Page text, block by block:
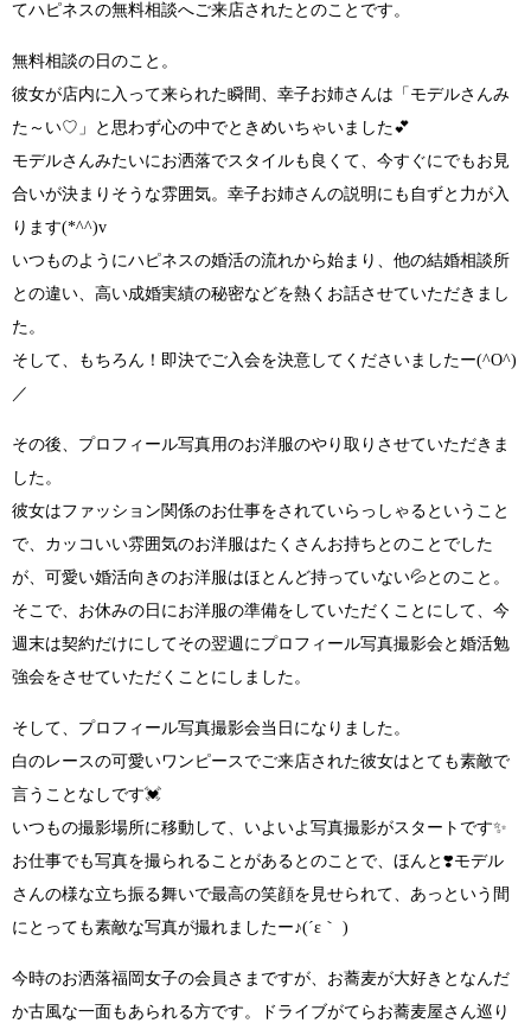
てハピネスの無料相談へご来店されたとのことです。
無料相談の日のこと。
彼女が店内に入って来られた瞬間、幸子お姉さんは 「モデルさんみ
た～い♡」
と思わず心の中でときめいちゃいました💕
モデルさんみたいにお洒落でスタイルも良くて、 今すぐにでもお見
合いが決まりそうな雰囲気。幸子お姉さんの説明にも自ずと力が入
ります(*^^)v
いつものようにハピネスの婚活の流れから始まり、他の結婚相談所
との違い、高い成婚実績の秘密などを熱くお話させていただきまし
た。
そして、
もちろん！即決でご入会を決意してくださいましたー(^O^)
／
その後、プロフィール写真用のお洋服のやり取りさせていただきま
した。
彼女はファッション関係のお仕事をされていらっしゃるということ
で、カッコいい雰囲気のお洋服はたくさんお持ちとのことでした
が、 可愛い婚活向きのお洋服はほとんど持っていない💦とのこと。
そこで、お休みの日にお洋服の準備をしていただくことにして、今
週末は契約だけにしてその翌週にプロフィール写真撮影会と婚活勉
強会をさせていただくことにしました。
そして、プロフィール写真撮影会当日になりました。
白のレースの可愛いワンピースでご来店された彼女はとても素敵で
言うことなしです💓
いつもの撮影場所に移動して、いよいよ写真撮影がスタートです✨
お仕事でも写真を撮られることがあるとのことで、 ほんと❣️モデル
さんの様な立ち振る舞いで最高の笑顔を 見せられて、あっという間
にとっても素敵な写真が撮れましたー♪(´ε｀ )
今時のお洒落福岡女子の会員さま ですが、 お蕎麦が大好きとなんだ
か古風な一面もあられる方です。ドライブがてらお蕎麦屋さん巡り